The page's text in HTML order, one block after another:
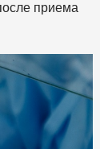
приема